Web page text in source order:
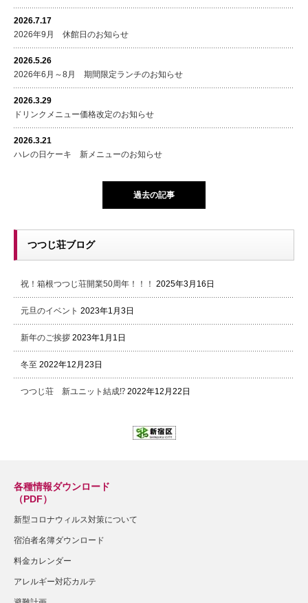
2026.7.17
2026年9月 休館日のお知らせ
2026.5.26
2026年6月～8月 期間限定ランチのお知らせ
2026.3.29
ドリンクメニュー価格改定のお知らせ
2026.3.21
ハレの日ケーキ 新メニューのお知らせ
過去の記事
つつじ荘ブログ
祝！箱根つつじ荘開業50周年！！！ 2025年3月16日
元旦のイベント 2023年1月3日
新年のご挨拶 2023年1月1日
冬至 2022年12月23日
つつじ荘 新ユニット結成⁉ 2022年12月22日
各種情報ダウンロード
（PDF）
新型コロナウィルス対策について
宿泊者名簿ダウンロード
料金カレンダー
アレルギー対応カルテ